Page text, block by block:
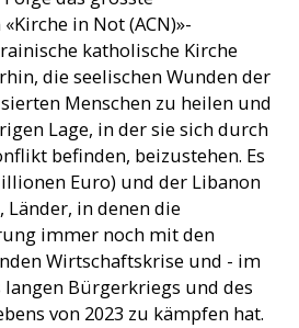
in Not (ACN)»-
katholische Kirche
die seelischen Wunden der
Menschen zu heilen und
Lage, in der sie sich durch
befinden, beizustehen. Es
Euro) und der Libanon
in denen die
immer noch mit den
Wirtschaftskrise und - im
langen Bürgerkriegs und des
von 2023 zu kämpfen hat.